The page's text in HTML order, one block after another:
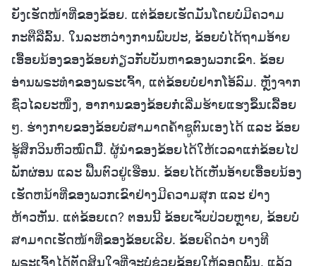
ຍັງເຮັດໜ້າທີ່ຂອງຂ້ອຍ. ແຕ່ຂ້ອຍເຮັດມັນໂດຍບໍ່ມີຄວາມ
ກະຕືລືລົ້ນ. ໃນລະຫວ່າງການພົບປະ, ຂ້ອຍບໍ່ໄດ້ຖາມອ້າຍ
ເອື້ອຍນ້ອງຂອງຂ້ອຍກ່ຽວກັບບັນຫາຂອງພວກເຂົາ. ຂ້ອຍ
ອ່ານພຣະທຳຂອງພຣະເຈົ້າ, ແຕ່ຂ້ອຍບໍ່ຢາກໂອ້ລົມ. ຫຼັງຈາກ
ຊົ່ວໄລຍະໜຶ່ງ, ອາການຂອງຂ້ອຍກໍ່ເລີ່ມຮ້າຍແຮງຂຶ້ນເລື້ອຍ
ໆ. ຮ່າງກາຍຂອງຂ້ອຍບໍ່ສາມາດຄ້ຳຊູຕົນເອງໄດ້ ແລະ ຂ້ອຍ
ຮູ້ສຶກວິນຫົວໝົດມື້ື. ຜູ້ນໍາຂອງຂ້ອຍໄດ້ໃຫ້ເວລາແກ່ຂ້ອຍໄປ
ພັກຜ່ອນ ແລະ ຟື້ນຕົວຢູ່ເຮືອນ. ຂ້ອຍໄດ້ເຫັນອ້າຍເອື້ອຍນ້ອງ
ເຮັດຫນ້າທີ່ຂອງພວກເຂົາຢ່າງມີຄວາມສຸກ ແລະ ຢ່າງ
ຫ້າວຫັນ. ແຕ່ຂ້ອຍເດ? ຕອນນີ້ ຂ້ອຍເຈັບປ່ວຍຫຼາຍ, ຂ້ອຍບໍ່
ສາມາດເຮັດໜ້າທີ່ຂອງຂ້ອຍເລີຍ. ຂ້ອຍຄິດວ່າ ບາງທີ
ພຣະເຈົ້າໄດ້ຕັດສິນໃຈທີ່ຈະບໍ່ຊ່ວຍຂ້ອຍໃຫ້ລອດພົ້ນ. ແລ້ວ